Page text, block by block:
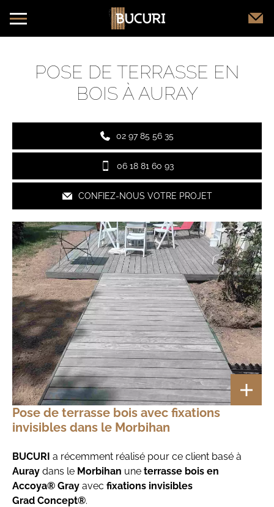
POSE DE TERRASSE EN
BOIS À AURAY
02 97 85 56 35
06 18 81 60 93
CONFIEZ-NOUS VOTRE PROJET
Pose de terrasse bois avec fixations
invisibles dans le Morbihan
BUCURI a récemment réalisé pour ce client basé à
Auray dans le Morbihan une terrasse bois en
Accoya® Gray avec fixations invisibles
Grad Concept®.